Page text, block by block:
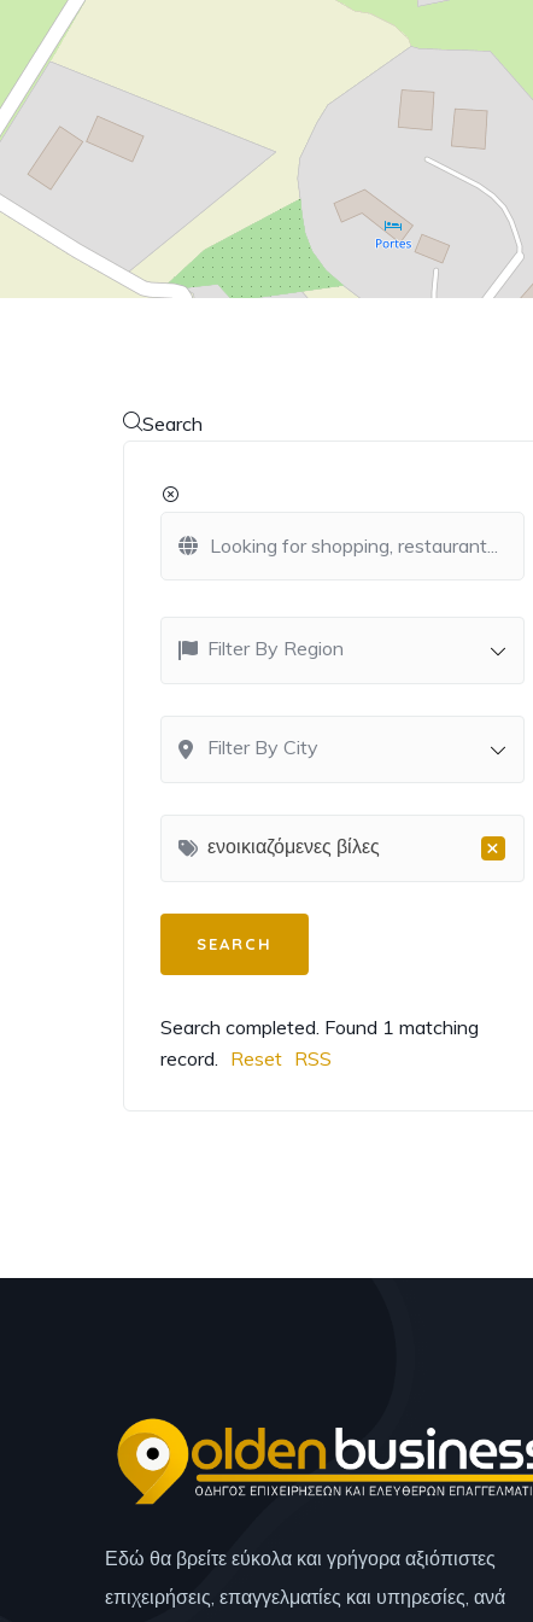
Search
Filter By Region
Filter By City
×
ενοικιαζόμενες βίλες
Search completed. Found 1 matching
record.
Reset RSS
Εδώ θα βρείτε εύκολα και γρήγορα αξιόπιστες
επιχειρήσεις, επαγγελματίες και υπηρεσίες, ανά